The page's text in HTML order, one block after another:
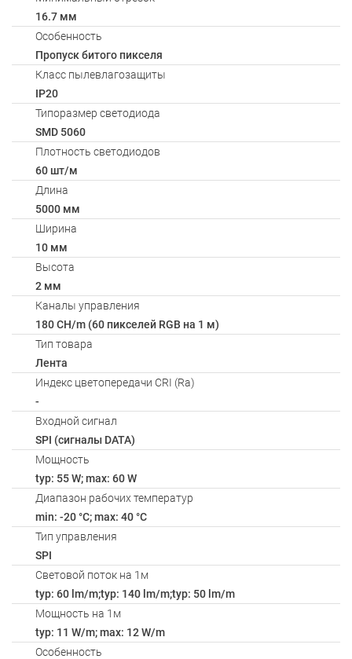
16.7 мм
Особенность
Пропуск битого пикселя
Класс пылевлагозащиты
IP20
Типоразмер светодиода
SMD 5060
Плотность светодиодов
60 шт/м
Длина
5000 мм
Ширина
10 мм
Высота
2 мм
Каналы управления
180 CH/m (60 пикселей RGB на 1 м)
Тип товара
Лента
Индекс цветопередачи CRI (Ra)
-
Входной сигнал
SPI (сигналы DATA)
Мощность
typ: 55 W; max: 60 W
Диапазон рабочих температур
min: -20 °C; max: 40 °C
Тип управления
SPI
Световой поток на 1м
typ: 60 lm/m;typ: 140 lm/m;typ: 50 lm/m
Мощность на 1м
typ: 11 W/m; max: 12 W/m
Особенность